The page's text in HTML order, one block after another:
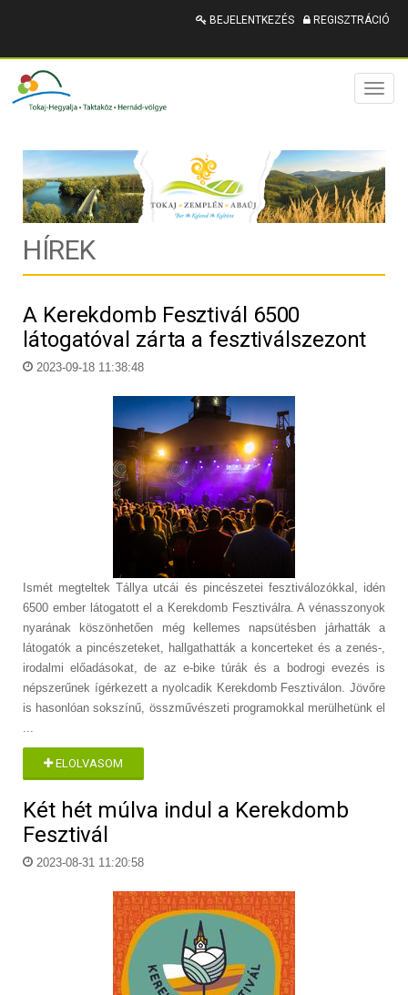
BEJELENTKEZÉS REGISZTRÁCIÓ
HÍREK
A Kerekdomb Fesztivál 6500
látogatóval zárta a fesztiválszezont
2023-09-18 11:38:48
Ismét megteltek Tállya utcái és pincészetei fesztiválozókkal, idén
6500 ember látogatott el a Kerekdomb Fesztiválra. A vénasszonyok
nyarának köszönhetően még kellemes napsütésben járhatták a
látogatók a pincészeteket, hallgathatták a koncerteket és a zenés-,
irodalmi előadásokat, de az e-bike túrák és a bodrogi evezés is
népszerűnek ígérkezett a nyolcadik Kerekdomb Fesztiválon. Jövőre
is hasonlóan sokszínű, összművészeti programokkal merülhetünk el
ELOLVASOM
Két hét múlva indul a Kerekdomb
Fesztivál
2023-08-31 11:20:58